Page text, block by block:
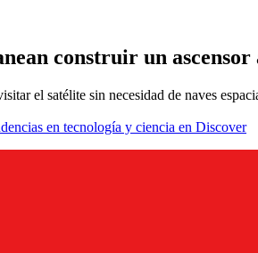
construir un
el satélite sin necesidad de naves
en tecnología y ciencia en Discover